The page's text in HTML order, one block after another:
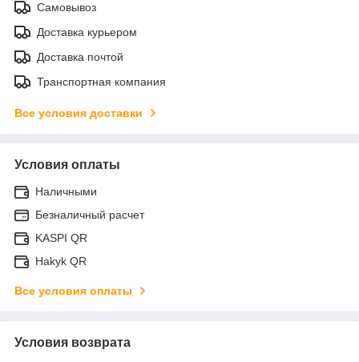
Самовывоз
Доставка курьером
Доставка почтой
Транспортная компания
Все условия доставки
Условия оплаты
Наличными
Безналичный расчет
KASPI QR
Hakyk QR
Все условия оплаты
Условия возврата